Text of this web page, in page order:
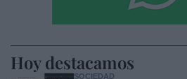
Hoy destacamos
SOCIEDAD